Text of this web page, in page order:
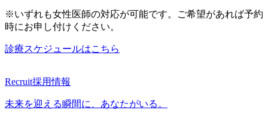
※いずれも女性医師の対応が可能です。ご希望があれば予約
時にお申し付けください。
診療スケジュールはこちら
Recruit採用情報
未来を迎える瞬間に、あなたがいる。